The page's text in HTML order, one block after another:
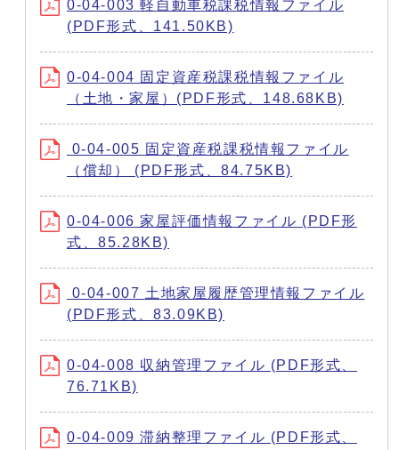
0-04-003 軽自動車税課税情報ファイル
(PDF形式、141.50KB)
0-04-004 固定資産税課税情報ファイル
（土地・家屋）(PDF形式、148.68KB)
0-04-005 固定資産税課税情報ファイル
（償却） (PDF形式、84.75KB)
0-04-006 家屋評価情報ファイル (PDF形
式、85.28KB)
0-04-007 土地家屋履歴管理情報ファイル
(PDF形式、83.09KB)
0-04-008 収納管理ファイル (PDF形式、
76.71KB)
0-04-009 滞納整理ファイル (PDF形式、